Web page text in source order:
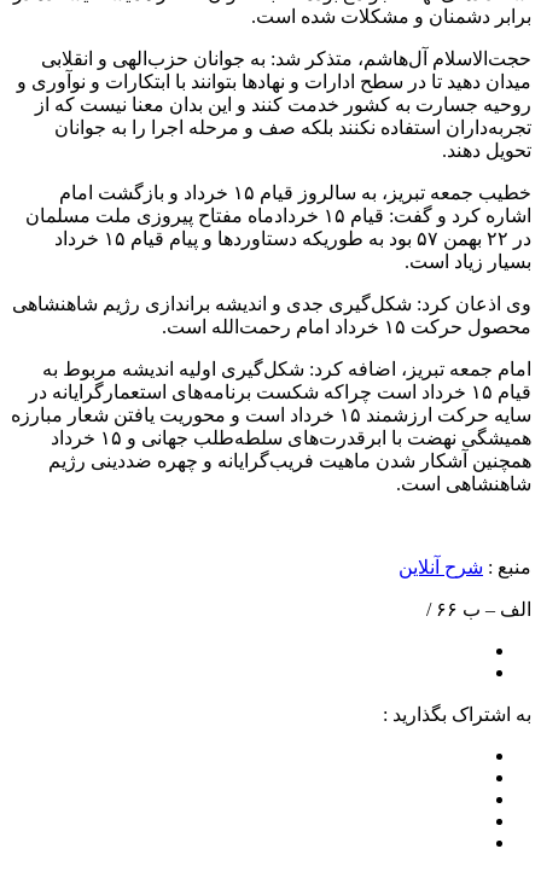
برابر دشمنان و مشکلات شده است.
حجت‌الاسلام آل‌هاشم، متذکر شد: به جوانان حزب‌الهی و انقلابی
میدان دهید تا در سطح ادارات و نهادها بتوانند با ابتکارات و نوآوری و
روحیه جسارت به کشور خدمت کنند و این بدان معنا نیست که از
تجربه‌داران استفاده نکنند بلکه صف و مرحله اجرا را به جوانان
تحویل دهند.
خطیب جمعه تبریز، به سالروز قیام ۱۵ خرداد و بازگشت امام
اشاره کرد و گفت: قیام ۱۵ خردادماه مفتاح پیروزی ملت مسلمان
در ۲۲ بهمن ۵۷ بود به طوریکه دستاوردها و پیام قیام ۱۵ خرداد
بسیار زیاد است.
وی اذعان کرد: شکل‌گیری جدی و اندیشه براندازی رژیم شاهنشاهی
محصول حرکت ۱۵ خرداد امام رحمت‌الله است.
امام جمعه تبریز، اضافه کرد: شکل‌گیری اولیه اندیشه مربوط به
قیام ۱۵ خرداد است چراکه شکست برنامه‌های استعمارگرایانه در
سایه حرکت ارزشمند ۱۵ خرداد است و محوریت یافتن شعار مبارزه
همیشگی نهضت با ابرقدرت‌های سلطه‌طلب جهانی و ۱۵ خرداد
همچنین آشکار شدن ماهیت فریب‌‌گرایانه و چهره ضددینی رژیم
شاهنشاهی است.
منبع : شرح آنلاین
الف – ب ۶۶ /
به اشتراک بگذارید :